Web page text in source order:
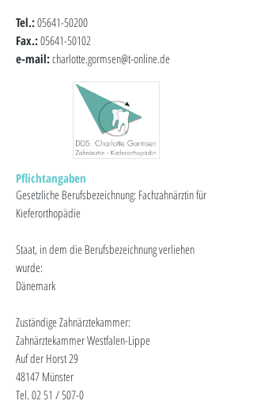
Tel.:05641-50200
Fax.:05641-50102
e-mail:charlotte.gormsen@t-online.de
Pflichtangaben
Gesetzliche Berufsbezeichnung: Fachzahnärztin für
Kieferorthopädie
Staat, in dem die Berufsbezeichnung verliehen
wurde:
Dänemark
Zuständige Zahnärztekammer:
Zahnärztekammer Westfalen-Lippe
Auf der Horst 29
48147 Münster
Tel. 02 51 / 507-0